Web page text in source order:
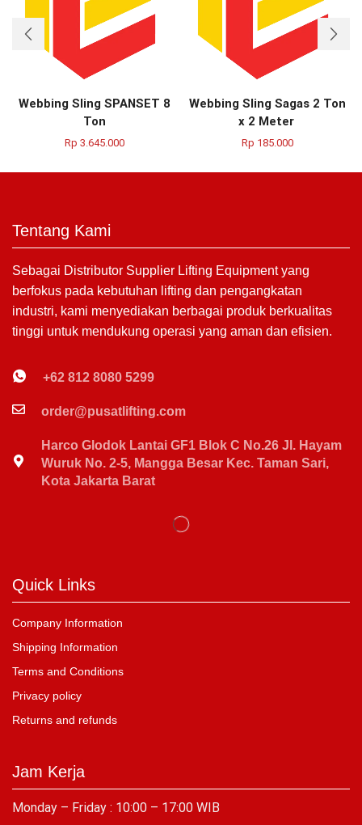
Webbing Sling SPANSET 8
Ton
Rp 3.645.000
Webbing Sling Sagas 2 Ton
x 2 Meter
Rp 185.000
Tentang Kami
Sebagai Distributor Supplier Lifting Equipment yang
berfokus pada kebutuhan lifting dan pengangkatan
industri, kami menyediakan berbagai produk berkualitas
tinggi untuk mendukung operasi yang aman dan efisien.
+62 812 8080 5299
order@pusatlifting.com
Harco Glodok Lantai GF1 Blok C No.26 Jl. Hayam
Wuruk No. 2-5, Mangga Besar Kec. Taman Sari,
Kota Jakarta Barat
Quick Links
Company Information
Shipping Information
Terms and Conditions
Privacy policy
Returns and refunds
Jam Kerja
Monday – Friday : 10:00 – 17:00 WIB